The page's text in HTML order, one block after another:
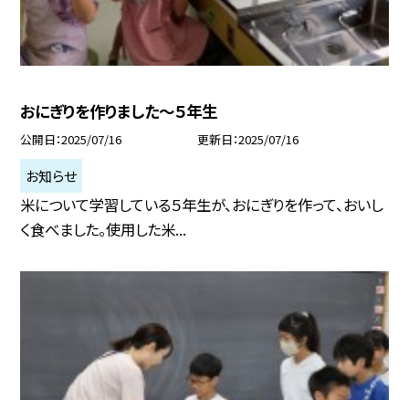
おにぎりを作りました～５年生
公開日 2025/07/16 更新日 2025/07/16
お知らせ
米について学習している５年生が、おにぎりを作って、おいし
く食べました。使用した米...